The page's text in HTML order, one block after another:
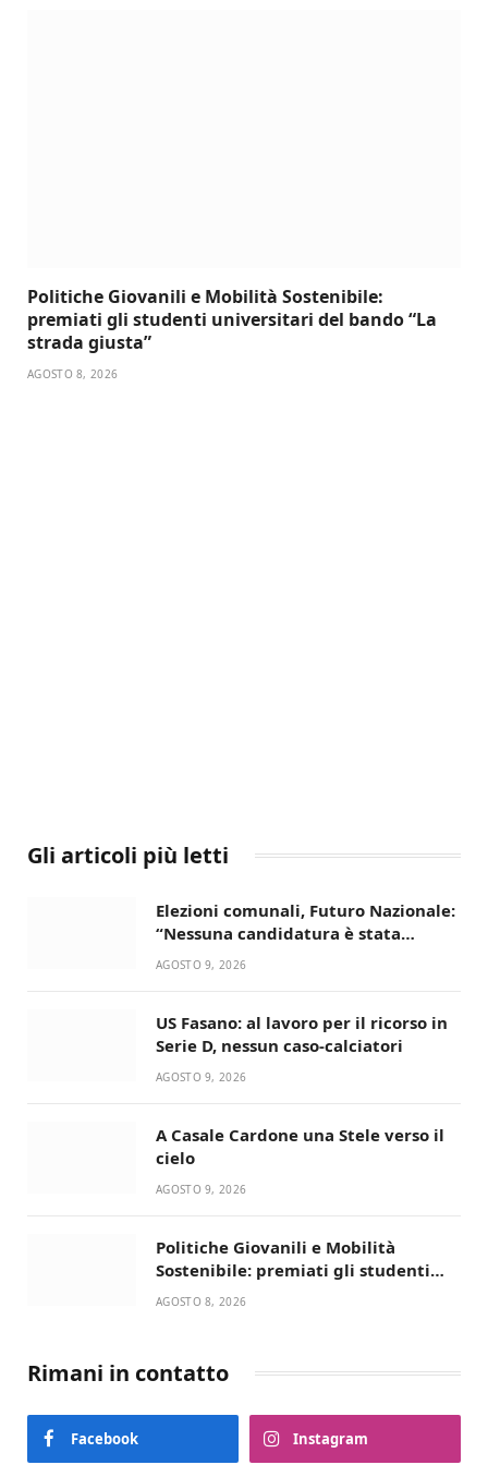
Politiche Giovanili e Mobilità Sostenibile:
premiati gli studenti universitari del bando “La
strada giusta”
AGOSTO 8, 2026
Gli articoli più letti
Elezioni comunali, Futuro Nazionale:
“Nessuna candidatura è stata
ancora decisa”
AGOSTO 9, 2026
US Fasano: al lavoro per il ricorso in
Serie D, nessun caso-calciatori
AGOSTO 9, 2026
A Casale Cardone una Stele verso il
cielo
AGOSTO 9, 2026
Politiche Giovanili e Mobilità
Sostenibile: premiati gli studenti
universitari del bando “La strada
AGOSTO 8, 2026
Rimani in contatto
Facebook Instagram